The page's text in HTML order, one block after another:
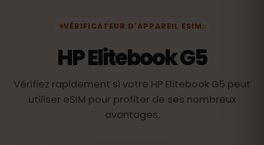
VÉRIFICATEUR D'APPAREIL ESIM:
HP Elitebook G5
Vérifiez rapidement si votre HP Elitebook G5 peut
utiliser eSIM pour profiter de ses nombreux
avantages.